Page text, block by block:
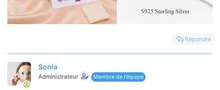
Répondre
Sonia
Administrateur Membre de l'équipe